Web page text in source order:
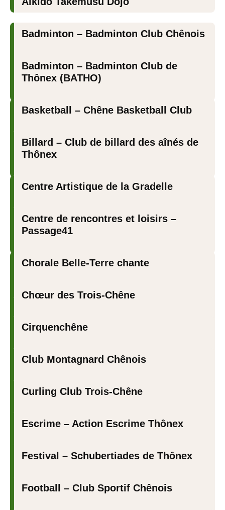
Badminton – Badminton Club Chênois
Badminton – Badminton Club de
Thônex (BATHO)
Basketball – Chêne Basketball Club
Billard – Club de billard des aînés de
Thônex
Centre Artistique de la Gradelle
Centre de rencontres et loisirs –
Passage41
Chœur des Trois-Chêne
Chorale Belle-Terre chante
Cirquenchêne
Club Montagnard Chênois
Curling Club Trois-Chêne
Escrime – Action Escrime Thônex
Festival – Schubertiades de Thônex
Football – Club Sportif Chênois